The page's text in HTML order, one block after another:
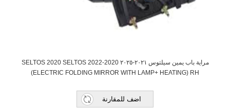
مراية باب يمين سيلتوس ٢٠٢١-٢٠٢٥ 2020-2022 SELTOS 2020 SELTOS
(ELECTRIC FOLDING MIRROR WITH LAMP+ HEATING) RH
اضف للمقارنة